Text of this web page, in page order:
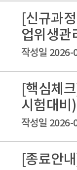
[신규과
업위생관
작성일 2026-
[핵심체
시험대비)
작성일 2026-
[종료안